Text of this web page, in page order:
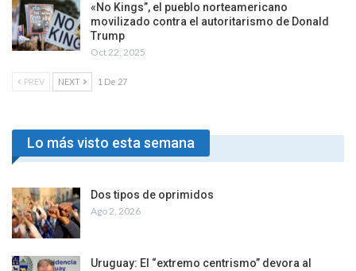
«No Kings”, el pueblo norteamericano
movilizado contra el autoritarismo de Donald
Trump
Oct 22, 2025
PREV NEXT 1 De 27
Lo más visto esta semana
Dos tipos de oprimidos
Ago 2, 2026
Uruguay: El “extremo centrismo” devora al